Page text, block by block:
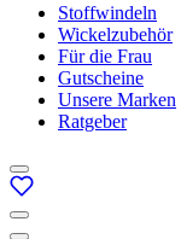
Stoffwindeln
Wickelzubehör
Für die Frau
Gutscheine
Unsere Marken
Ratgeber